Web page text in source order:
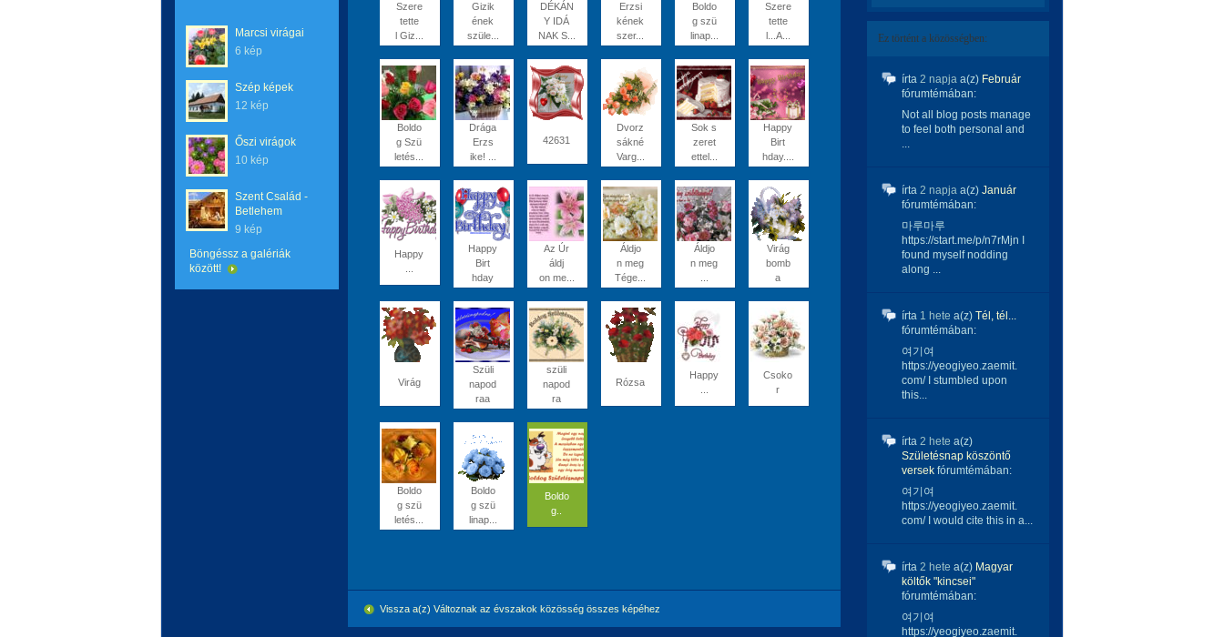
Marcsi virágai
6 kép
Szép képek
12 kép
Őszi virágok
10 kép
Szent Család -
Betlehem
9 kép
Böngéssz a galériák
között!
Szere
tette
l Giz...
Gizik
ének
szüle...
DÉKÁN
Y IDÁ
NAK S...
Erzsi
kének
szer...
Boldo
g szü
linap...
Szere
tette
l...A...
Boldo
g Szü
letés...
Drága
Erzs
ike! ...
42631
Dvorz
sákné
Varg...
Sok s
zeret
ettel...
Happy
Birt
hday....
Happy
Happy
Birt
hday
Az Úr
áldj
on me...
Áldjo
n meg
Tége...
Áldjo
n meg
Virág
bomb
a
Virág
Szüli
napod
raa
szüli
napod
ra
Rózsa
Happy
Csoko
r
Boldo
g szü
letés...
Boldo
g szü
linap...
Boldo
g..
Vissza a(z) Változnak az évszakok közösség összes képéhez
Ez történt a közösségben:
írta 2 napja a(z) Február
fórumtémában:
Not all blog posts manage
to feel both personal and
...
írta 2 napja a(z) Január
fórumtémában:
마루마루
https://start.me/p/n7rMjn I
found myself nodding
along ...
írta 1 hete a(z) Tél, tél...
fórumtémában:
여기여
https://yeogiyeo.zaemit.
com/ I stumbled upon
this...
írta 2 hete a(z)
Születésnap köszöntő
versek fórumtémában:
여기여
https://yeogiyeo.zaemit.
com/ I would cite this in a...
írta 2 hete a(z) Magyar
költők "kincsei"
fórumtémában:
여기여
https://yeogiyeo.zaemit.